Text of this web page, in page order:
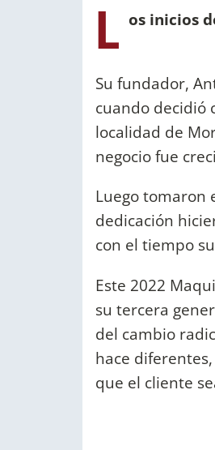
L os inicios
Su fundador,
cuando decidió
localidad de
negocio fue
Luego tomaron
dedicación
con el tiempo
Este 2022
su tercera
del cambio
hace
que el cliente